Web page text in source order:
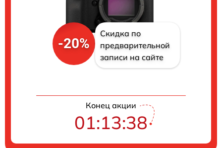
-20%
Скидка по
предварительной
записи на сайте
Конец акции
01:13:37